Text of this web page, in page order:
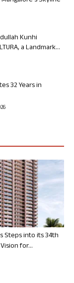
Kunhi
a Landmark...
32 Years in
Steps into its 34th
for...